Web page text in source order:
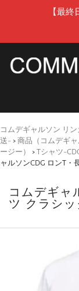
【最
コムデギャルソン リ
送- > 商品（コムデギャ
ージー）
> Tシャツ-
ャルソンCDG ロンT・
コムデギャ
ツ クラシ